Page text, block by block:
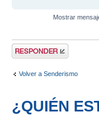
Mostrar
Publicar una
respuesta
Volver a Senderismo
¿QUIÉN